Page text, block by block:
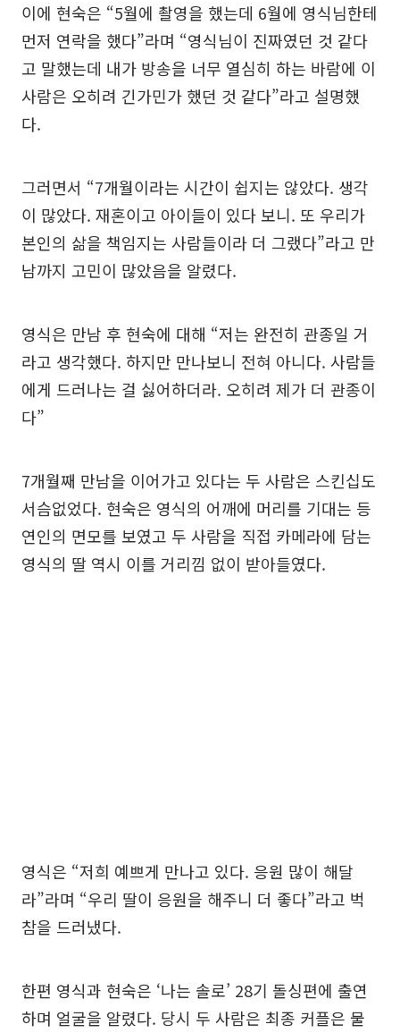
이에 현숙은 “5월에 촬영을 했는데 6월에 영식님한테
먼저 연락을 했다”라며 “영식님이 진짜였던 것 같다
고 말했는데 내가 방송을 너무 열심히 하는 바람에 이
사람은 오히려 긴가민가 했던 것 같다”라고 설명했
다.
그러면서 “7개월이라는 시간이 쉽지는 않았다. 생각
이 많았다. 재혼이고 아이들이 있다 보니. 또 우리가
본인의 삶을 책임지는 사람들이라 더 그랬다”라고 만
남까지 고민이 많았음을 알렸다.
영식은 만남 후 현숙에 대해 “저는 완전히 관종일 거
라고 생각했다. 하지만 만나보니 전혀 아니다. 사람들
에게 드러나는 걸 싫어하더라. 오히려 제가 더 관종이
다”
7개월째 만남을 이어가고 있다는 두 사람은 스킨십도
서슴없었다. 현숙은 영식의 어깨에 머리를 기대는 등
연인의 면모를 보였고 두 사람을 직접 카메라에 담는
영식의 딸 역시 이를 거리낌 없이 받아들였다.
영식은 “저희 예쁘게 만나고 있다. 응원 많이 해달
라”라며 “우리 딸이 응원을 해주니 더 좋다”라고 벅
참을 드러냈다.
한편 영식과 현숙은 ‘나는 솔로’ 28기 돌싱편에 출연
하며 얼굴을 알렸다. 당시 두 사람은 최종 커플은 물